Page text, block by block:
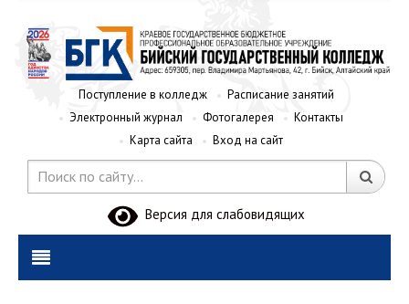
Поступление в колледж
Расписание занятий
Электронный журнал
Фотогалерея
Контакты
Карта сайта
Вход на сайт
Версия для слабовидящих